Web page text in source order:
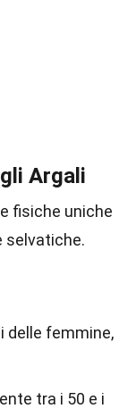
Argali
fisiche uniche
selvatiche.
delle femmine,
tra i 50 e i